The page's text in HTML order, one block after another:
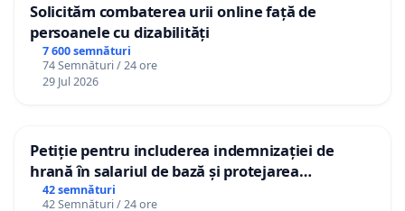
Solicităm combaterea urii online față de
persoanele cu dizabilități
7 600 semnături
74 Semnături / 24 ore
29 Jul 2026
Petiție pentru includerea indemnizației de
hrană în salariul de bază și protejarea
gradațiilor de vechime pentru asistenții
42 semnături
42 Semnături / 24 ore